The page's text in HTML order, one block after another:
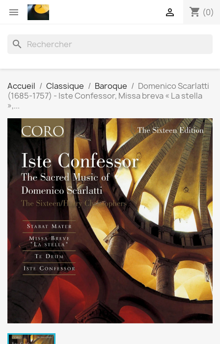
 shopping_cart (0)

search
Accueil Classique Baroque
Domenico Scarlatti
(1685-1757) - Iste Confessor, Missa breva « La stella
»,...